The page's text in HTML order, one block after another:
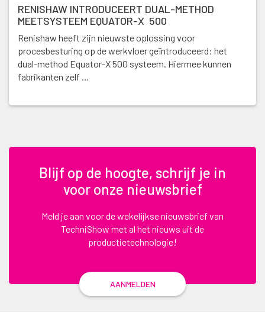
RENISHAW INTRODUCEERT DUAL-METHOD
MEETSYSTEEM EQUATOR-X 500
Renishaw heeft zijn nieuwste oplossing voor
procesbesturing op de werkvloer geïntroduceerd: het
dual-method Equator-X 500 systeem. Hiermee kunnen
fabrikanten zelf …
Blijf op de hoogte, schrijf je in
voor onze nieuwsbrief
Meld je aan voor de wekelijkse nieuwsbrief van
TechniShow met al het nieuws uit de
productietechnologie!
AANMELDEN